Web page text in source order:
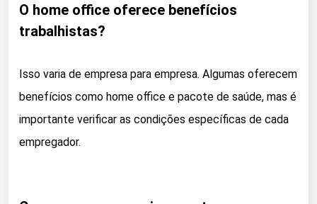
O home office oferece benefícios
trabalhistas?
Isso varia de empresa para empresa. Algumas oferecem
benefícios como home office e pacote de saúde, mas é
importante verificar as condições específicas de cada
empregador.